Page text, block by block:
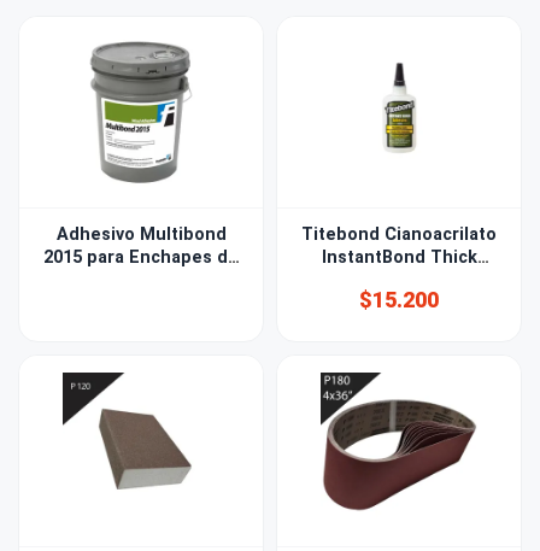
Adhesivo Multibond
2015 para Enchapes de
Titebond Cianoacrilato
InstantBond Thick
$15.200